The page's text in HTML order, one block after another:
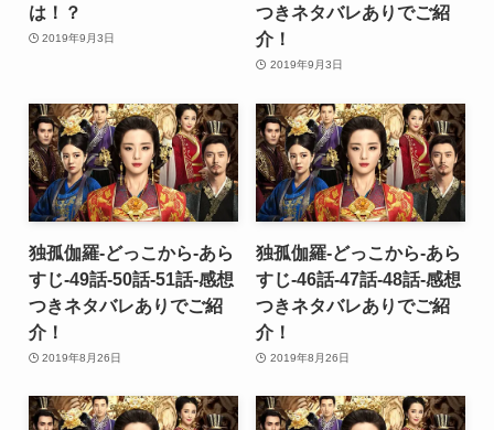
は！？
2019年9月3日
つきネタバレありでご紹
介！
2019年9月3日
独孤伽羅-どっこから-あら
すじ-49話-50話-51話-感想
つきネタバレありでご紹
介！
2019年8月26日
独孤伽羅-どっこから-あら
すじ-46話-47話-48話-感想
つきネタバレありでご紹
介！
2019年8月26日